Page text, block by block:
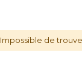
Impossible de